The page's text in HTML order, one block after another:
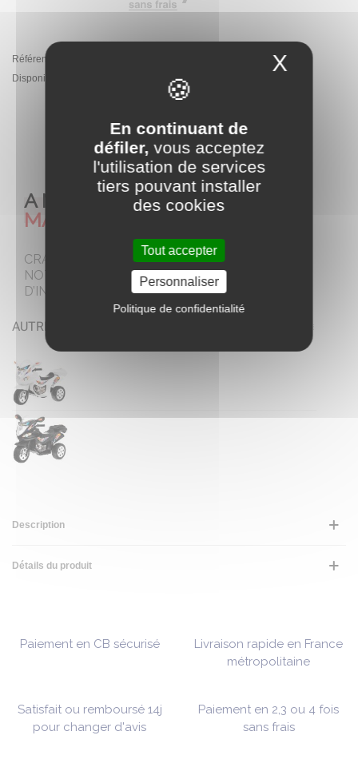
Référence:
Disponibilité :
En Stock - Expédition sous 5 jours ouvrés
AJOUTER AU PANIER
A NE PAS
MANQUER
CRAQUEZ POUR
NOTRE SELECTION
D’INCONTOURNABLES
AUTRES COLORIS
Description
Détails du produit
Paiement en CB sécurisé
Livraison rapide en France
métropolitaine
Satisfait ou remboursé 14j
pour changer d'avis
Paiement en 2,3 ou 4 fois
sans frais
En continuant de
défiler, vous acceptez
l'utilisation de services
tiers pouvant installer
des cookies
Tout accepter
Personnaliser
Politique de confidentialité
X